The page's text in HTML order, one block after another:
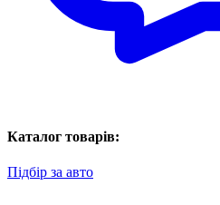
Каталог товарів:
Підбір за авто